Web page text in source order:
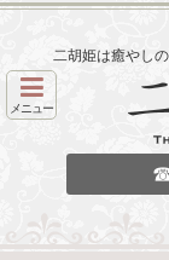
二胡姫は癒やし
メニュー